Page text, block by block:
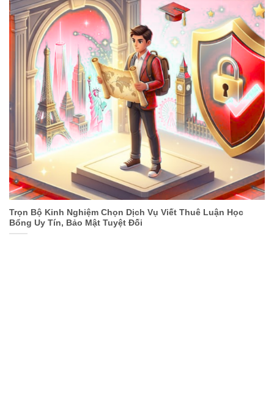
Trọn Bộ Kinh Nghiệm Chọn Dịch Vụ Viết Thuê Luận Học
Bổng Uy Tín, Bảo Mật Tuyệt Đối